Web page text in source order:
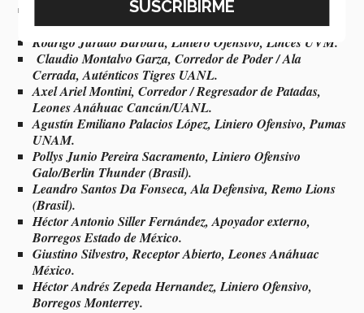
Juan Carlos González Núñez, Receptor Abierto /
Regresador de Patadas, Borregos Guadalajara.
Rodrigo Jurado Barbara, Liniero Ofensivo, Linces UVM.
Claudio Montalvo Garza, Corredor de Poder / Ala
Cerrada, Auténticos Tigres UANL.
Axel Ariel Montini, Corredor / Regresador de Patadas,
Leones Anáhuac Cancún/UANL.
Agustín Emiliano Palacios López, Liniero Ofensivo, Pumas
UNAM.
Pollys Junio Pereira Sacramento, Liniero Ofensivo
Galo/Berlin Thunder (Brasil).
Leandro Santos Da Fonseca, Ala Defensiva, Remo Lions
(Brasil).
Héctor Antonio Siller Fernández, Apoyador externo,
Borregos Estado de México.
Giustino Silvestro, Receptor Abierto, Leones Anáhuac
México.
Héctor Andrés Zepeda Hernandez, Liniero Ofensivo,
Borregos Monterrey.